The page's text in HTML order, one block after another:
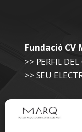
Fundació CV
>> PERFIL
>> SEU
>> SEU